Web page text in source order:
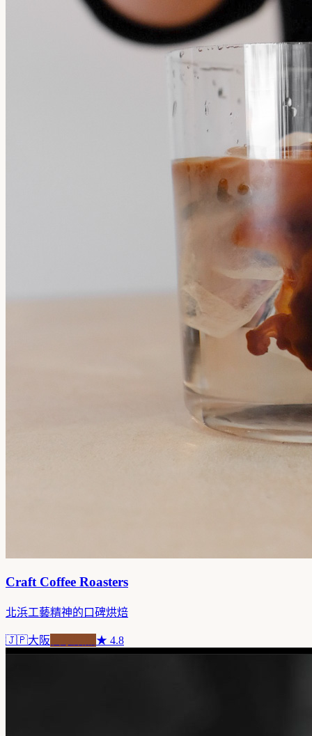
Craft Coffee Roasters
北浜工藝精神的口碑烘焙
🇯🇵大阪 ★ 4.8